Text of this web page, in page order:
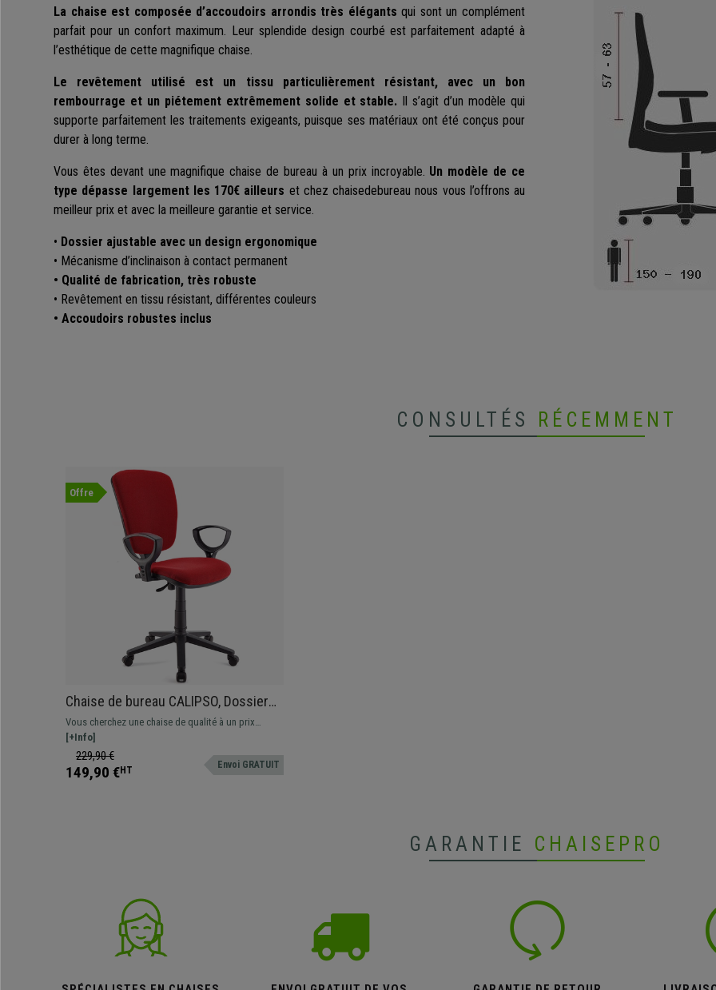
La chaise est composée d’accoudoirs arrondis très élégants qui sont un complément
parfait pour un confort maximum. Leur splendide design courbé est parfaitement adapté à
l’esthétique de cette magnifique chaise.
Le revêtement utilisé est un tissu particulièrement résistant, avec un bon
rembourrage et un piétement extrêmement solide et stable. Il s’agit d’un modèle qui
supporte parfaitement les traitements exigeants, puisque ses matériaux ont été conçus pour
durer à long terme.
Vous êtes devant une magnifique chaise de bureau à un prix incroyable. Un modèle de ce
type dépasse largement les 170€ ailleurs et chez chaisedebureau nous vous l’offrons au
meilleur prix et avec la meilleure garantie et service.
• Dossier ajustable avec un design ergonomique
• Mécanisme d’inclinaison à contact permanent
• Qualité de fabrication, très robuste
• Revêtement en tissu résistant, différentes couleurs
• Accoudoirs robustes inclus
CONSULTÉS RÉCEMMENT
Offre
Chaise de bureau CALIPSO, Dossier
Ajustable, En Tissu Résistant, Rouge
Vous cherchez une chaise de qualité à un prix
imbattable? Voici un modèle confortable et
résistant, idéal pour une utilisation quotidienne.
Disponible en différentes couleurs.
[+Info]
229,90 €
149,90 €HT Envoi GRATUIT
GARANTIE CHAISEPRO